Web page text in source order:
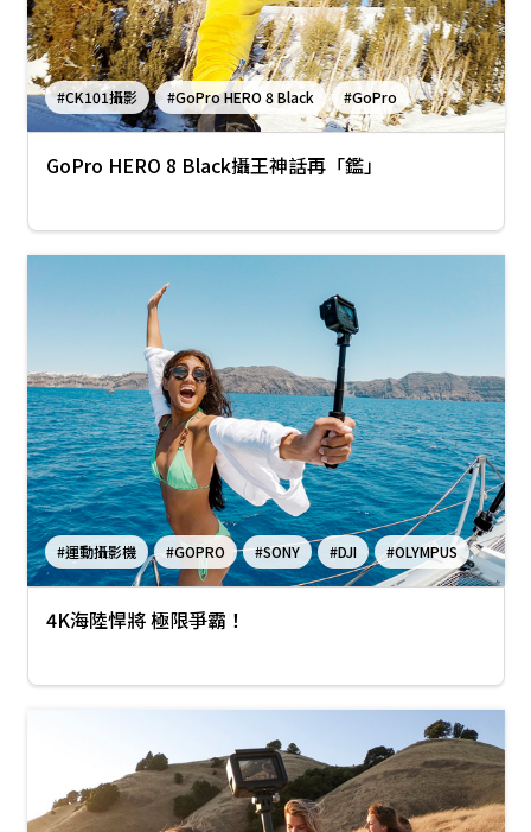
#CK101攝影 #GoPro HERO 8 Black #GoPro
GoPro HERO 8 Black攝王神話再「鑑」
#運動攝影機 #GOPRO #SONY #DJI
#OLYMPUS
#GoPro HERO 7 Black
#運動相機
#DJI Osmo Action
#TG6
4K海陸悍將 極限爭霸！